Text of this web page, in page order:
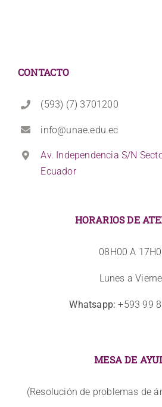
CONTACTO
(593) (7) 3701200
info@unae.edu.ec
Av. Independencia S/N
Ecuador
HORARIOS DE
08H00 A
Lunes a
Whatsapp: +593 99
MESA DE
(Resolución de problemas de